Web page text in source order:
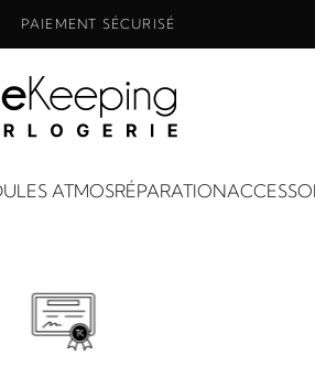
PAIEMENT SÉCURISÉ
ATMOSRÉPARATION